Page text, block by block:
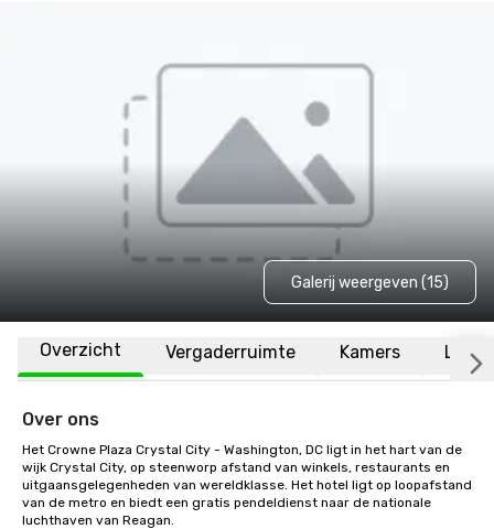
Galerij weergeven (15)
Overzicht Vergaderruimte Kamers
Over ons
Het Crowne Plaza Crystal City - Washington, DC ligt in het hart van de
wijk Crystal City, op steenworp afstand van winkels, restaurants en
uitgaansgelegenheden van wereldklasse. Het hotel ligt op loopafstand
van de metro en biedt een gratis pendeldienst naar de nationale
luchthaven van Reagan.